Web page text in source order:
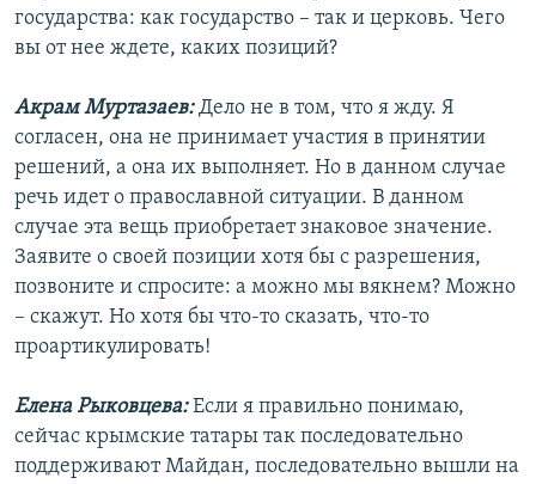
государства: как государство – так и церковь. Чего
вы от нее ждете, каких позиций?
Акрам Муртазаев:Дело не в том, что я жду. Я
согласен, она не принимает участия в принятии
решений, а она их выполняет. Но в данном случае
речь идет о православной ситуации. В данном
случае эта вещь приобретает знаковое значение.
Заявите о своей позиции хотя бы с разрешения,
позвоните и спросите: а можно мы вякнем? Можно
– скажут. Но хотя бы что-то сказать, что-то
проартикулировать!
Елена Рыковцева:Если я правильно понимаю,
сейчас крымские татары так последовательно
поддерживают Майдан, последовательно вышли на